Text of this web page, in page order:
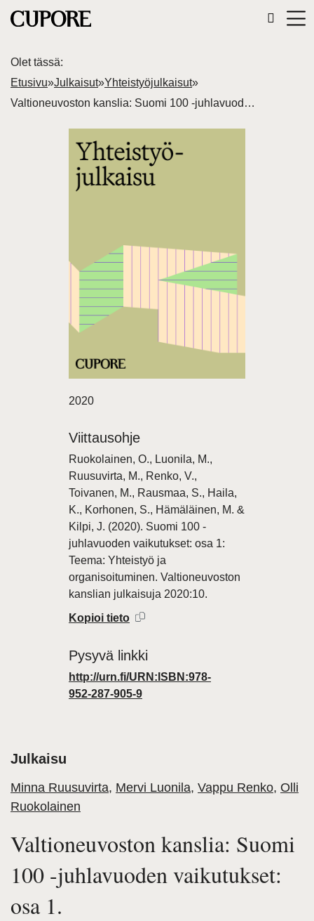
Olet tässä:
Etusivu»Julkaisut»Yhteistyöjulkaisut»
Valtioneuvoston kanslia: Suomi 100 -juhlavuoden vaikutukset: osa 1.
2020
Viittausohje
Ruokolainen, O., Luonila, M.,
Ruusuvirta, M., Renko, V.,
Toivanen, M., Rausmaa, S., Haila,
K., Korhonen, S., Hämäläinen, M. &
Kilpi, J. (2020). Suomi 100 -
juhlavuoden vaikutukset: osa 1:
Teema: Yhteistyö ja
organisoituminen. Valtioneuvoston
kanslian julkaisuja 2020:10.
Kopioi tieto
Pysyvä linkki
http://urn.fi/URN:ISBN:978-
952-287-905-9
Julkaisu
Minna Ruusuvirta, Mervi Luonila, Vappu Renko, Olli
Ruokolainen
Valtioneuvoston kanslia: Suomi
100 -juhlavuoden vaikutukset:
osa 1.